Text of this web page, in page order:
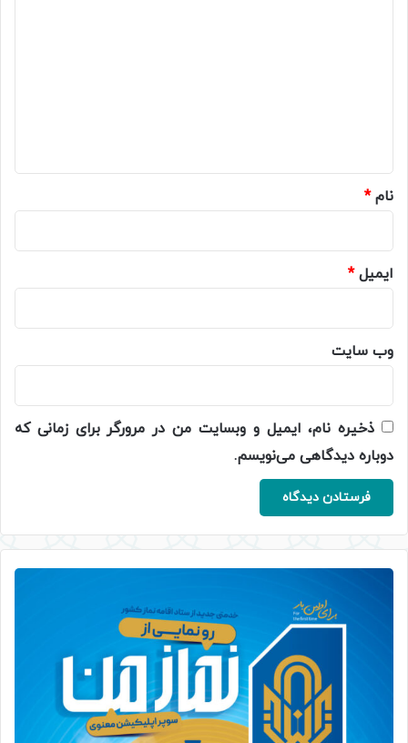
نام*
ایمیل*
وب‌ سایت
ذخیره نام، ایمیل و وبسایت من در مرورگر برای زمانی که
دوباره دیدگاهی می‌نویسم.